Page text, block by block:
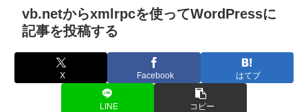
vb.netからxmlrpcを使ってWordPressに
記事を投稿する
X Facebook はてブ
LINE コピー